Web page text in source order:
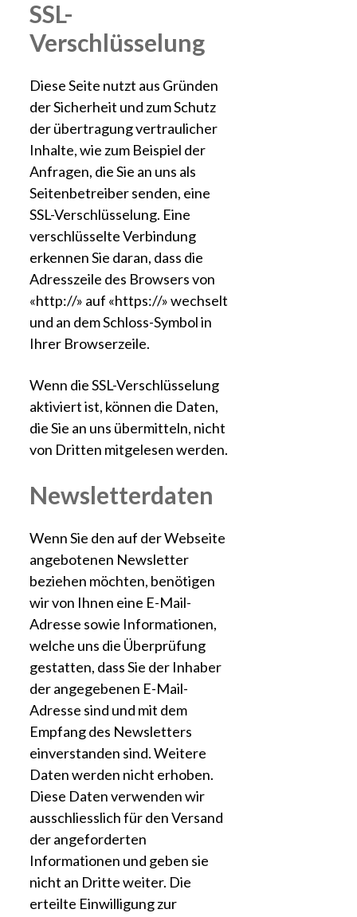
SSL-
Verschlüsselung
Diese Seite nutzt aus Gründen
der Sicherheit und zum Schutz
der übertragung vertraulicher
Inhalte, wie zum Beispiel der
Anfragen, die Sie an uns als
Seitenbetreiber senden, eine
SSL-Verschlüsselung. Eine
verschlüsselte Verbindung
erkennen Sie daran, dass die
Adresszeile des Browsers von
«http://» auf «https://» wechselt
und an dem Schloss-Symbol in
Ihrer Browserzeile.
Wenn die SSL-Verschlüsselung
aktiviert ist, können die Daten,
die Sie an uns übermitteln, nicht
von Dritten mitgelesen werden.
Newsletterdaten
Wenn Sie den auf der Webseite
angebotenen Newsletter
beziehen möchten, benötigen
wir von Ihnen eine E-Mail-
Adresse sowie Informationen,
welche uns die Überprüfung
gestatten, dass Sie der Inhaber
der angegebenen E-Mail-
Adresse sind und mit dem
Empfang des Newsletters
einverstanden sind. Weitere
Daten werden nicht erhoben.
Diese Daten verwenden wir
ausschliesslich für den Versand
der angeforderten
Informationen und geben sie
nicht an Dritte weiter. Die
erteilte Einwilligung zur